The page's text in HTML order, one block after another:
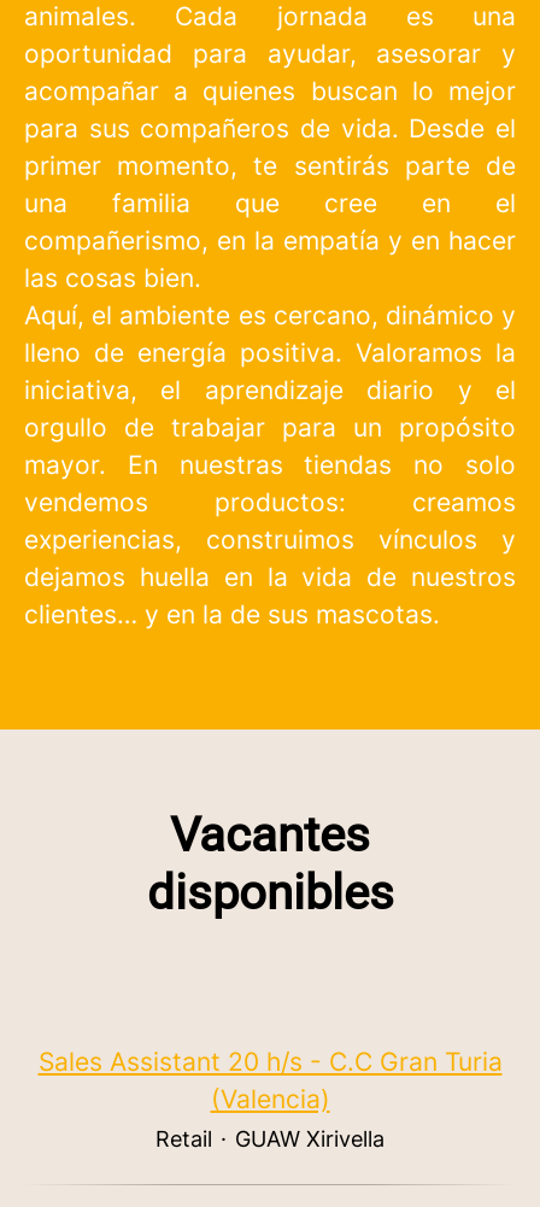
animales. Cada jornada es una
oportunidad para ayudar, asesorar y
acompañar a quienes buscan lo mejor
para sus compañeros de vida. Desde el
primer momento, te sentirás parte de
una familia que cree en el
compañerismo, en la empatía y en hacer
las cosas bien.
Aquí, el ambiente es cercano, dinámico y
lleno de energía positiva. Valoramos la
iniciativa, el aprendizaje diario y el
orgullo de trabajar para un propósito
mayor. En nuestras tiendas no solo
vendemos productos: creamos
experiencias, construimos vínculos y
dejamos huella en la vida de nuestros
clientes… y en la de sus mascotas.
Vacantes
disponibles
Sales Assistant 20 h/s - C.C Gran Turia
(Valencia)
Retail · GUAW Xirivella